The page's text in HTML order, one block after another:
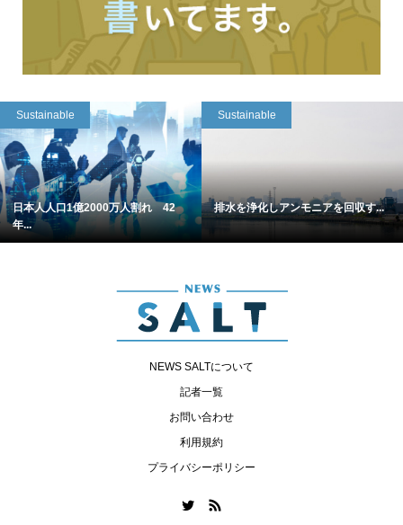
Sustainable
日本人人口1億2000万人割れ 42
年...
Sustainable
排水を浄化しアンモニアを回収す...
NEWS SALTについて
記者一覧
お問い合わせ
利用規約
プライバシーポリシー